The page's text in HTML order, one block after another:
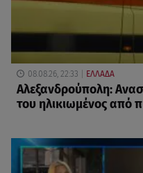
08.08.26, 22:33 ΕΛΛΑΔΑ
Αλεξανδρούπολη:
του ηλικιωμένος από